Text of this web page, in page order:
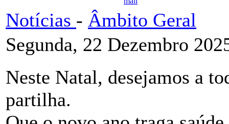
Notícias - Âmbito Geral
Segunda, 22 Dezembro
Neste Natal, desejamos a
partilha.